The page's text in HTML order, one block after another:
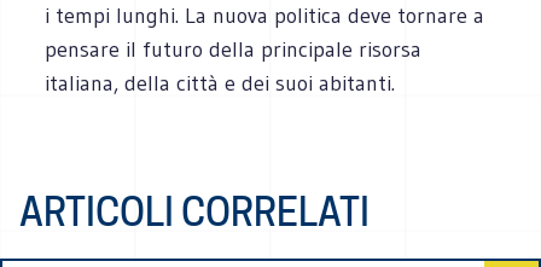
i tempi lunghi. La nuova politica deve tornare a
pensare il futuro della principale risorsa
italiana, della città e dei suoi abitanti.
ARTICOLI CORRELATI